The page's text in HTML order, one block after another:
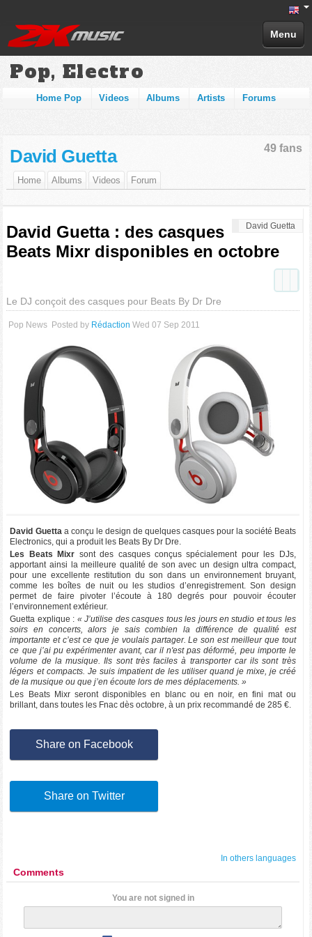
Menu
Pop, Electro
Home Pop Videos Albums Artists Forums
49 fans
David Guetta
Home Albums Videos Forum
David Guetta
David Guetta : des casques
Beats Mixr disponibles en octobre
Le DJ conçoit des casques pour Beats By Dr Dre
Pop News Posted by Rédaction Wed 07 Sep 2011
David Guettaa conçu le design de quelques casques pour la société Beats
Electronics, qui a produit les Beats By Dr Dre.
Les Beats Mixr sont des casques conçus spécialement pour les DJs,
apportant ainsi la meilleure qualité de son avec un design ultra compact,
pour une excellente restitution du son dans un environnement bruyant,
comme les boîtes de nuit ou les studios d’enregistrement. Son design
permet de faire pivoter l’écoute à 180 degrés pour pouvoir écouter
l’environnement extérieur.
Guetta explique : « J’utilise des casques tous les jours en studio et tous les
soirs en concerts, alors je sais combien la différence de qualité est
importante et c’est ce que je voulais partager. Le son est meilleur que tout
ce que j’ai pu expérimenter avant, car il n'est pas déformé, peu importe le
volume de la musique. Ils sont très faciles à transporter car ils sont très
légers et compacts. Je suis impatient de les utiliser quand je mixe, je créé
de la musique ou que j’en écoute lors de mes déplacements. »
Les Beats Mixr seront disponibles en blanc ou en noir, en fini mat ou
brillant, dans toutes les Fnac dès octobre, à un prix recommandé de 285 €.
Share on Facebook
Share on Twitter
In others languages
Comments
You are not signed in